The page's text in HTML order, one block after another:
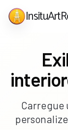
Carregue